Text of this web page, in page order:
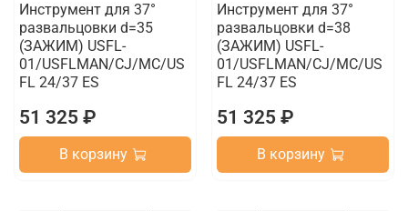
Инструмент для 37°
развальцовки d=35
(ЗАЖИМ) USFL-
01/USFLMAN/CJ/MC/US
FL 24/37 ES
51 325 ₽
В корзину
Инструмент для 37°
развальцовки d=38
(ЗАЖИМ) USFL-
01/USFLMAN/CJ/MC/US
FL 24/37 ES
51 325 ₽
В корзину